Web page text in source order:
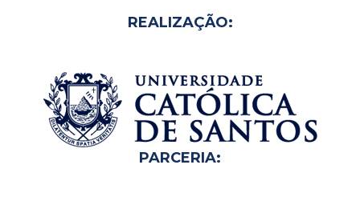
REALIZAÇÃO:
PARCERIA: